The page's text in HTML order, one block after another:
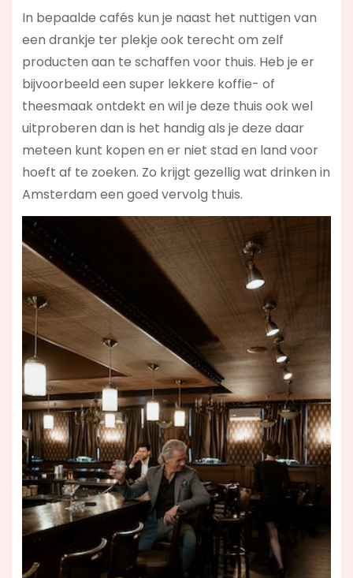
In bepaalde cafés kun je naast het nuttigen van
een drankje ter plekje ook terecht om zelf
producten aan te schaffen voor thuis. Heb je er
bijvoorbeeld een super lekkere koffie- of
theesmaak ontdekt en wil je deze thuis ook wel
uitproberen dan is het handig als je deze daar
meteen kunt kopen en er niet stad en land voor
hoeft af te zoeken. Zo krijgt gezellig wat drinken in
Amsterdam een goed vervolg thuis.